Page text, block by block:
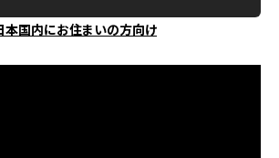
本国内にお住まいの方向け